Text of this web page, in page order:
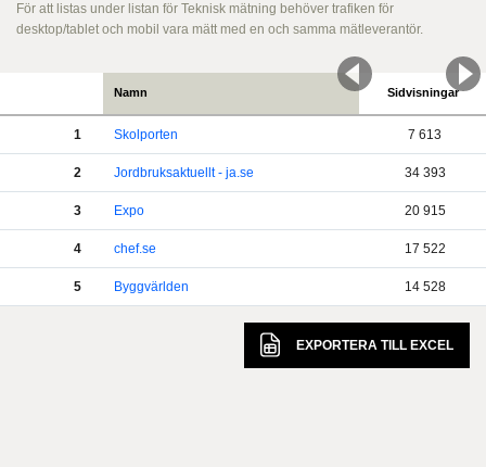
För att listas under listan för Teknisk mätning behöver trafiken för
desktop/tablet och mobil vara mätt med en och samma mätleverantör.
Namn Sidvisningar
1 Skolporten 7 613
2 Jordbruksaktuellt - ja.se 34 393
3 Expo 20 915
4 chef.se 17 522
5 Byggvärlden 14 528
EXPORTERA TILL EXCEL